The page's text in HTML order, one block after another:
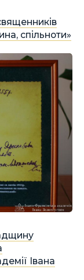
спільноти»
Івана